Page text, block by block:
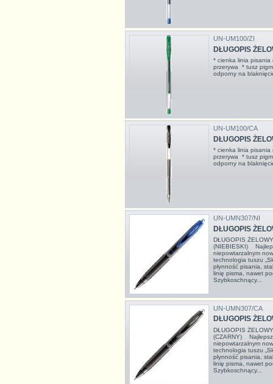
UN-UM100/ZI
DŁUGOPIS
* cienka linia pisania
przerywa * tusz
odporny na
UN-UM100/CA
DŁUGOPIS
* cienka linia pisania
przerywa * tusz
odporny na
UN-UMN307/NI
DŁUGOPIS
DŁUGOPIS
(NIEBIESKI)
niepowtarzalnym
technologia tuszu
płynność pisania,
linię pisma, nawet
Szybkoschnący...
UN-UMN307/CA
DŁUGOPIS
DŁUGOPIS
(CZARNY)
niepowtarzalnym
technologia tuszu
płynność pisania,
linię pisma, nawet
Szybkoschnący...